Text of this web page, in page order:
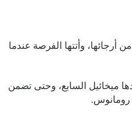
أرجائها، وأتتها الفرصة عندما
ميخائيل السابع، وحتى تضمن
رومانوس.